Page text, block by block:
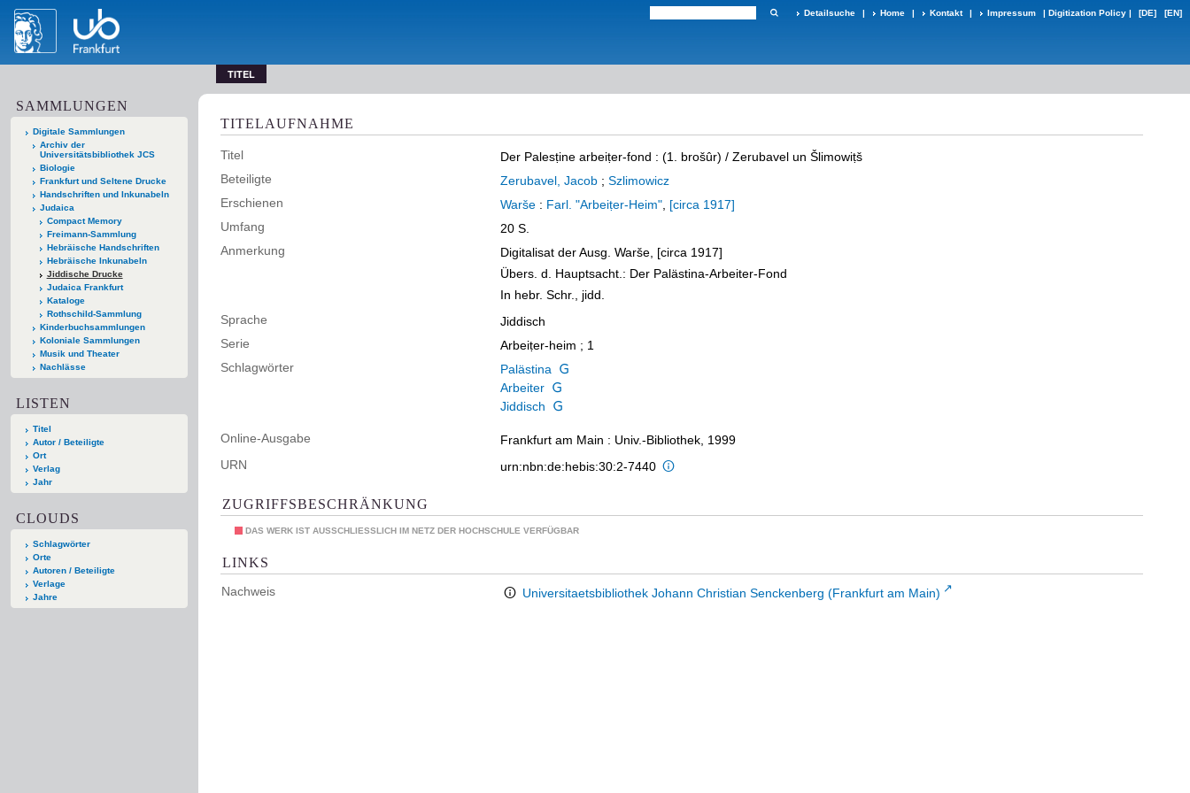
Detailsuche | Home | Kontakt | Impressum | Digitization Policy | [DE] [EN]
TITEL
SAMMLUNGEN
Digitale Sammlungen
Archiv der
Universitätsbibliothek JCS
Biologie
Frankfurt und Seltene Drucke
Handschriften und Inkunabeln
Judaica
Compact Memory
Freimann-Sammlung
Hebräische Handschriften
Hebräische Inkunabeln
Jiddische Drucke
Judaica Frankfurt
Kataloge
Rothschild-Sammlung
Kinderbuchsammlungen
Koloniale Sammlungen
Musik und Theater
Nachlässe
LISTEN
Titel
Autor / Beteiligte
Ort
Verlag
Jahr
CLOUDS
Schlagwörter
Orte
Autoren / Beteiligte
Verlage
Jahre
TITELAUFNAHME
Titel Der Palesṭine arbeiṭer-fond : (1. brošûr) / Zerubavel un Šlimowiṭš
Beteiligte
Zerubavel, Jacob ; Szlimowicz
Erschienen
Warše : Farl. "Arbeiṭer-Heim" [circa 1917]
Umfang
20 S.
Anmerkung
Digitalisat der Ausg. Warše, [circa 1917]
Übers. d. Hauptsacht.: Der Palästina-Arbeiter-Fond
In hebr. Schr., jidd.
Sprache
Jiddisch
Serie
Arbeiṭer-heim ; 1
Schlagwörter
Palästina
Arbeiter
Jiddisch
Online-Ausgabe
Frankfurt am Main : Univ.-Bibliothek, 1999
URN
urn:nbn:de:hebis:30:2-7440
ZUGRIFFSBESCHRÄNKUNG
DAS WERK IST AUSSCHLIESSLICH IM NETZ DER HOCHSCHULE VERFÜGBAR
LINKS
Nachweis Universitaetsbibliothek Johann Christian Senckenberg (Frankfurt am Main)